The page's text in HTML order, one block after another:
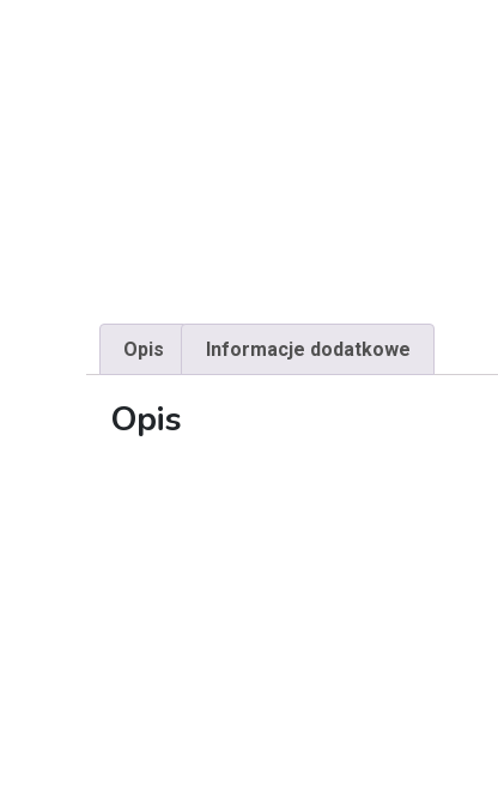
Opis Informacje dodatkowe
Opis